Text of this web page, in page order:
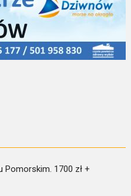
Pomorskim. 1700 zł +